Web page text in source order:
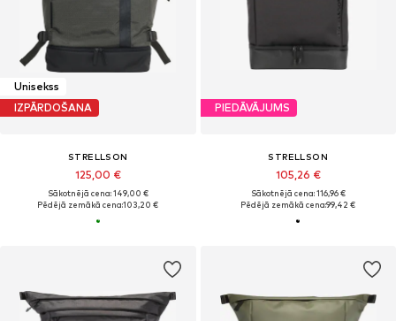
Unisekss
IZPĀRDOŠANA
STRELLSON
125,00 €
Sākotnējā cena: 149,00 €
Pēdējā zemākā cena:103,20 €
PIEDĀVĀJUMS
STRELLSON
105,26 €
Sākotnējā cena: 116,96 €
Pēdējā zemākā cena:99,42 €